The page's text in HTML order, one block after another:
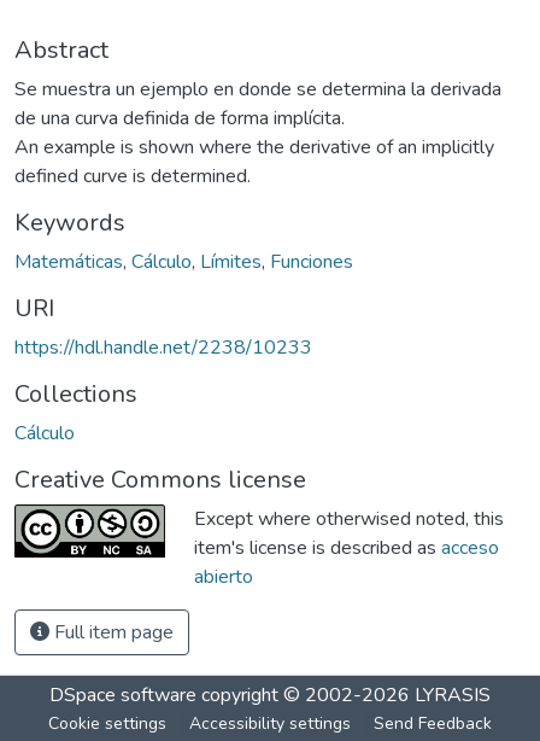
Abstract
Se muestra un ejemplo en donde se determina la derivada
de una curva definida de forma implícita.
An example is shown where the derivative of an implicitly
defined curve is determined.
Keywords
Matemáticas, Cálculo, Límites, Funciones
URI
https://hdl.handle.net/2238/10233
Collections
Cálculo
Creative Commons license
Except where otherwised noted, this
item's license is described as acceso
abierto
Full item page
DSpace software copyright © 2002-2026 LYRASIS
Cookie settings Accessibility settings Send Feedback